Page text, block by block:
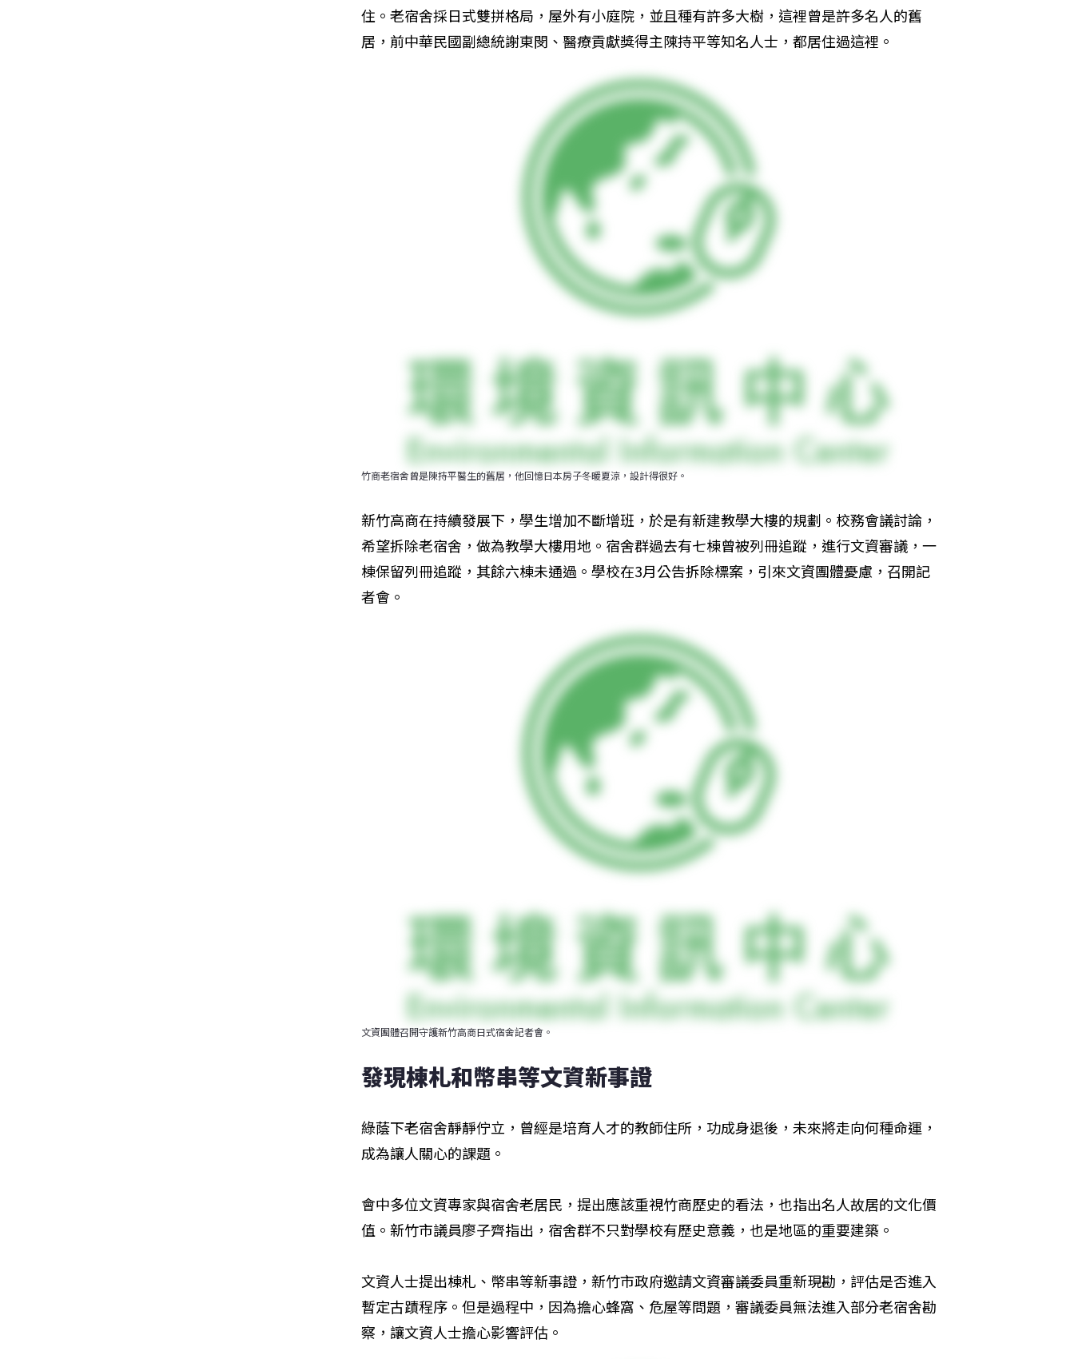
住。老宿舍採日式雙拼格局，屋外有小庭院，並且種有許多大樹，這裡曾是許多名人的舊
居，前中華民國副總統謝東閔、醫療貢獻獎得主陳持平等知名人士，都居住過這裡。
竹商老宿舍曾是陳持平醫生的舊居，他回憶日本房子冬暖夏涼，設計得很好。
新竹高商在持續發展下，學生增加不斷增班，於是有新建教學大樓的規劃。校務會議討論，
希望拆除老宿舍，做為教學大樓用地。宿舍群過去有七棟曾被列冊追蹤，進行文資審議，一
棟保留列冊追蹤，其餘六棟未通過。學校在3月公告拆除標案，引來文資團體憂慮，召開記
者會。
文資團體召開守護新竹高商日式宿舍記者會。
發現棟札和幣串等文資新事證
綠蔭下老宿舍靜靜佇立，曾經是培育人才的教師住所，功成身退後，未來將走向何種命運，
成為讓人關心的課題。
會中多位文資專家與宿舍老居民，提出應該重視竹商歷史的看法，也指出名人故居的文化價
值。新竹市議員廖子齊指出，宿舍群不只對學校有歷史意義，也是地區的重要建築。
文資人士提出棟札、幣串等新事證，新竹市政府邀請文資審議委員重新現勘，評估是否進入
暫定古蹟程序。但是過程中，因為擔心蜂窩、危屋等問題，審議委員無法進入部分老宿舍勘
察，讓文資人士擔心影響評估。